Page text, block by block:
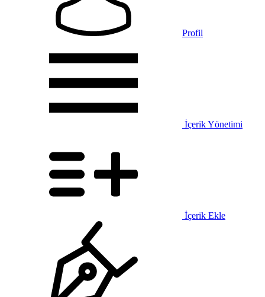
Profil
İçerik Yönetimi
İçerik Ekle